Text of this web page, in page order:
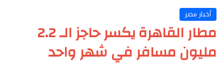
أخبار مصر
مطار القاهرة يكسر حاجز الـ 2.2
مليون مسافر في شهر واحد